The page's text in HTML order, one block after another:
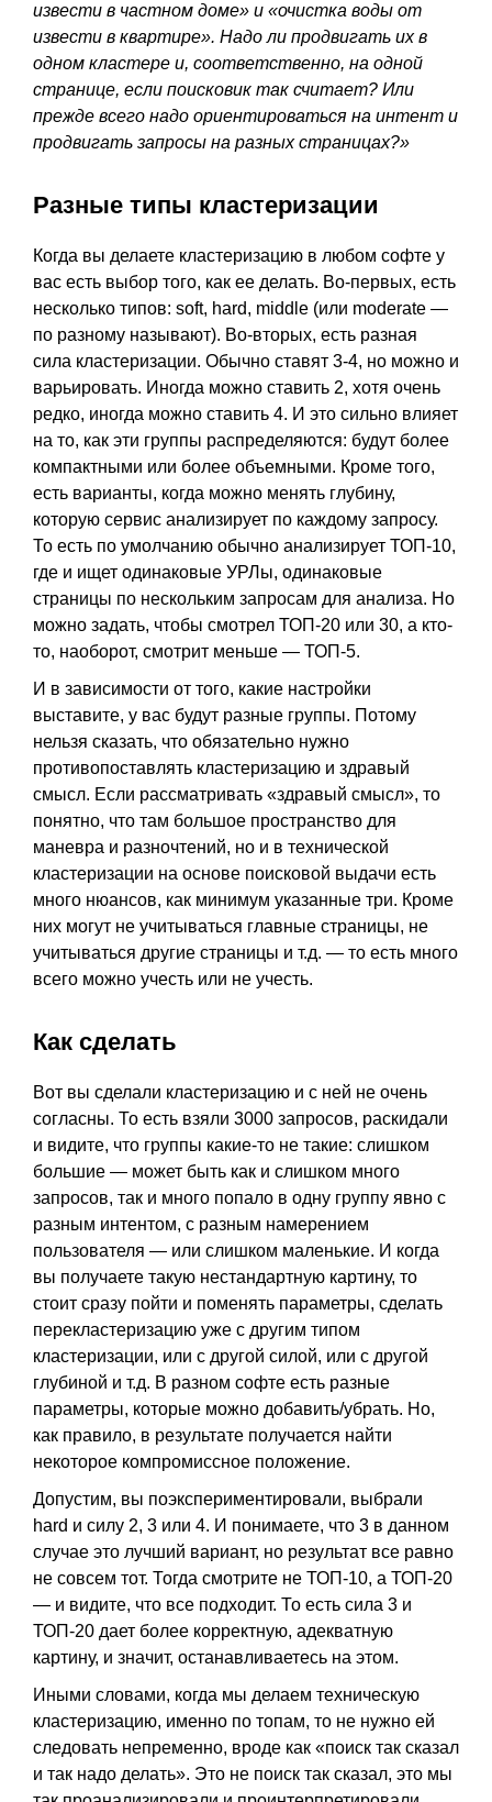
извести в частном доме» и «очистка воды от
извести в квартире». Надо ли продвигать их в
одном кластере и, соответственно, на одной
странице, если поисковик так считает? Или
прежде всего надо ориентироваться на интент и
продвигать запросы на разных страницах?»
Разные типы кластеризации
Когда вы делаете кластеризацию в любом софте у
вас есть выбор того, как ее делать. Во-первых, есть
несколько типов: soft, hard, middle (или moderate —
по разному называют). Во-вторых, есть разная
сила кластеризации. Обычно ставят 3-4, но можно и
варьировать. Иногда можно ставить 2, хотя очень
редко, иногда можно ставить 4. И это сильно влияет
на то, как эти группы распределяются: будут более
компактными или более объемными. Кроме того,
есть варианты, когда можно менять глубину,
которую сервис анализирует по каждому запросу.
То есть по умолчанию обычно анализирует ТОП-10,
где и ищет одинаковые УРЛы, одинаковые
страницы по нескольким запросам для анализа. Но
можно задать, чтобы смотрел ТОП-20 или 30, а кто-
то, наоборот, смотрит меньше — ТОП-5.
И в зависимости от того, какие настройки
выставите, у вас будут разные группы. Потому
нельзя сказать, что обязательно нужно
противопоставлять кластеризацию и здравый
смысл. Если рассматривать «здравый смысл», то
понятно, что там большое пространство для
маневра и разночтений, но и в технической
кластеризации на основе поисковой выдачи есть
много нюансов, как минимум указанные три. Кроме
них могут не учитываться главные страницы, не
учитываться другие страницы и т.д. — то есть много
всего можно учесть или не учесть.
Как сделать
Вот вы сделали кластеризацию и с ней не очень
согласны. То есть взяли 3000 запросов, раскидали
и видите, что группы какие-то не такие: слишком
большие — может быть как и слишком много
запросов, так и много попало в одну группу явно с
разным интентом, с разным намерением
пользователя — или слишком маленькие. И когда
вы получаете такую нестандартную картину, то
стоит сразу пойти и поменять параметры, сделать
перекластеризацию уже с другим типом
кластеризации, или с другой силой, или с другой
глубиной и т.д. В разном софте есть разные
параметры, которые можно добавить/убрать. Но,
как правило, в результате получается найти
некоторое компромиссное положение.
Допустим, вы поэкспериментировали, выбрали
hard и силу 2, 3 или 4. И понимаете, что 3 в данном
случае это лучший вариант, но результат все равно
не совсем тот. Тогда смотрите не ТОП-10, а ТОП-20
— и видите, что все подходит. То есть сила 3 и
ТОП-20 дает более корректную, адекватную
картину, и значит, останавливаетесь на этом.
Иными словами, когда мы делаем техническую
кластеризацию, именно по топам, то не нужно ей
следовать непременно, вроде как «поиск так сказал
и так надо делать». Это не поиск так сказал, это мы